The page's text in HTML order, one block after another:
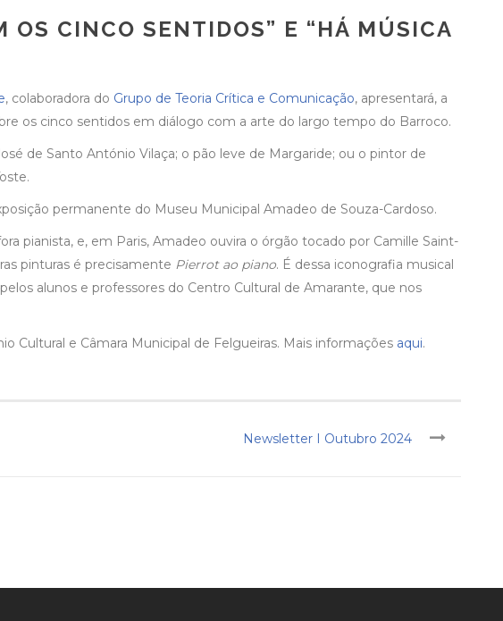
OS CINCO SENTIDOS” E “HÁ MÚSICA
, colaboradora do Grupo de Teoria Crítica e Comunicação, apresentará, a
os cinco sentidos em diálogo com a arte do largo tempo do Barroco.
de Santo António Vilaça; o pão leve de Margaride; ou o pintor de
permanente do Museu Municipal Amadeo de Souza-Cardoso.
pianista, e, em Paris, Amadeo ouvira o órgão tocado por Camille Saint-
pinturas é precisamente Pierrot ao piano. É dessa iconografia musical
alunos e professores do Centro Cultural de Amarante, que nos
Cultural e Câmara Municipal de Felgueiras. Mais informações aqui.
Newsletter I Outubro 2024